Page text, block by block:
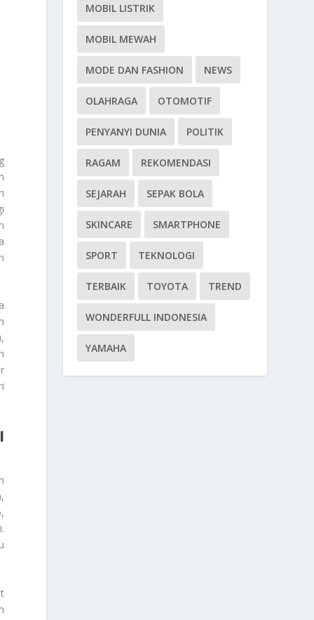
MOBIL LISTRIK
MOBIL MEWAH
MODE DAN FASHION NEWS
OLAHRAGA OTOMOTIF
PENYANYI DUNIA POLITIK
RAGAM REKOMENDASI
SEJARAH SEPAK BOLA
SKINCARE SMARTPHONE
SPORT TEKNOLOGI
TERBAIK TOYOTA TREND
WONDERFULL INDONESIA
YAMAHA